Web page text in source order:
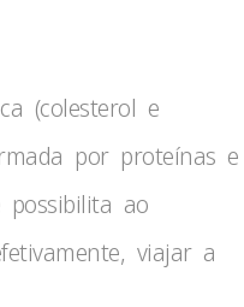
(colesterol e
por proteínas e
ao
viajar a